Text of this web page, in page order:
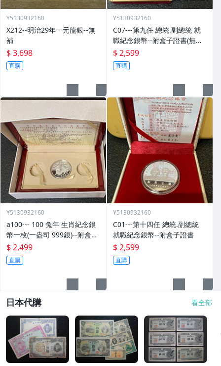
Y5130932160
X212--明治29年一元龍銀--無
補
$ 3,698
直購
Y5130932160
C07---第九任 總統.副總統 就
職紀念銀幣--附盒子證書(無外
紙盒)
$ 2,599
直購
Y5130932160
a100--- 100 兔年 生肖紀念銀
幣一枚(一盎司 999銀)--附盒子.
證書.收據
$ 2,499
直購
Y5130932160
C01---第十四任 總統.副總統
就職紀念銀幣--附盒子證書
$ 2,599
直購
日本代購 看全部